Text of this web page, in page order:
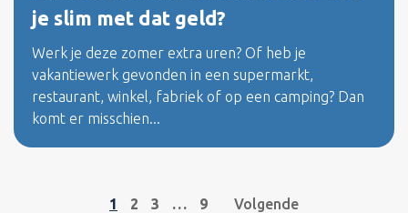
je slim met dat geld?
Werk je deze zomer extra uren? Of heb je
vakantiewerk gevonden in een supermarkt,
restaurant, winkel, fabriek of op een camping? Dan
komt er misschien...
1 2 3 … 9 Volgende